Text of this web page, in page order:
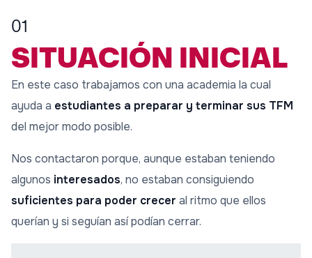
01
SITUACIÓN INICIAL
En este caso trabajamos con una academia la cual
ayuda a estudiantes a preparar y terminar sus TFM
del mejor modo posible.
Nos contactaron porque, aunque estaban teniendo
algunos interesados, no estaban consiguiendo
suficientes para poder crecer al ritmo que ellos
querían y si seguían así podían cerrar.